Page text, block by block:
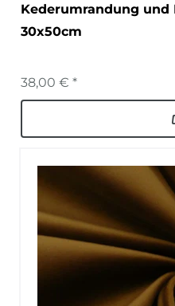
Kederumrandung und
30x50cm
38,00 € *